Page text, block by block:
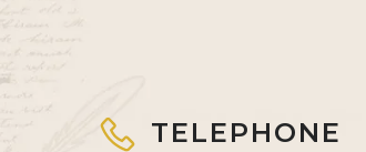
TELEPHONE